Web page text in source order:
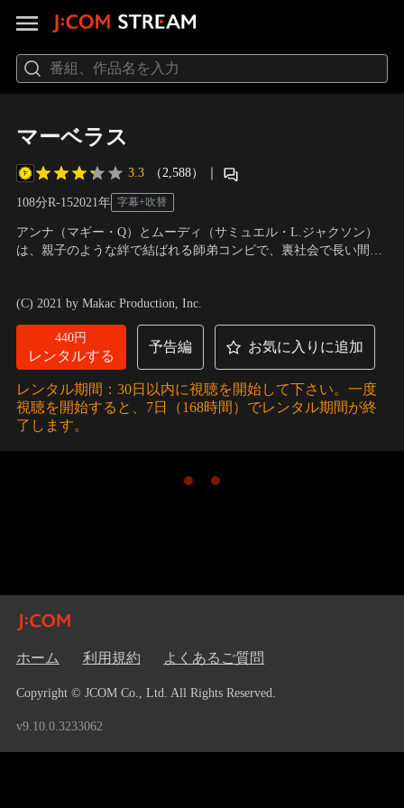
マーベラス
3.3 （2,588） ｜
108分R-152021 年 字幕+吹替
アンナ（マギー・Q）とムーディ（サミュエル・L.ジャクソン）
は、親子のような絆で結ばれる師弟コンビで、裏社会で長い間ト
に現れたのは、ターゲットの護衛を請け負ったプロのセキュリテ
ィ、レンブラント（マイケル・キートン）…。
(C) 2021 by Makac Production, Inc.
440円
レンタルする
予告編 お気に入りに追加
レンタル期間：30日以内に視聴を開始して下さい。一度
視聴を開始すると、7日（168時間）でレンタル期間が終
了します。
ホーム 利用規約 よくあるご質問
Copyright © JCOM Co., Ltd. All Rights Reserved.
v9.10.0.3233062